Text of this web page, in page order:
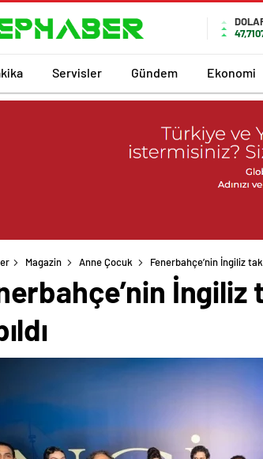
Servisler Gündem Ekonomi
Magazin Anne Çocuk Fenerbahçe’nin İngiliz
İngiliz